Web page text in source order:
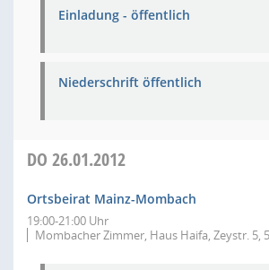
Einladung - öffentlich
Niederschrift öffentlich
DO 26.01.2012
Ortsbeirat Mainz-Mombach
19:00-21:00 Uhr
Mombacher Zimmer, Haus Haifa, Zeystr. 5,